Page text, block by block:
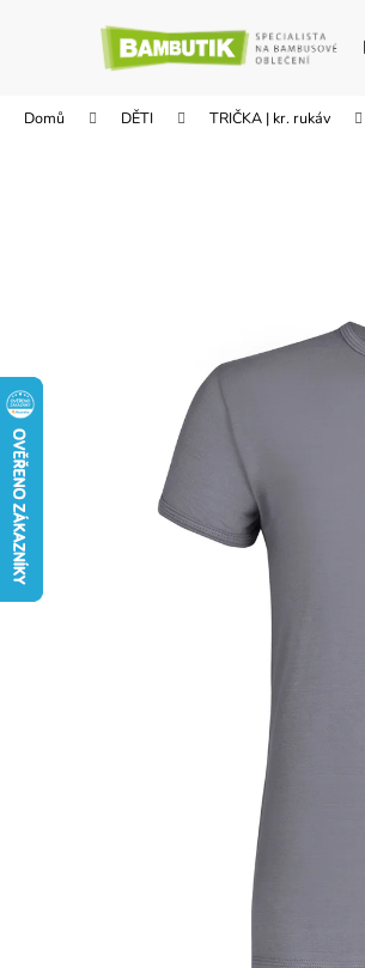
Domů DĚTI TRIČKA | kr. rukáv
Zpět
obchodu
Zpět
obchodu